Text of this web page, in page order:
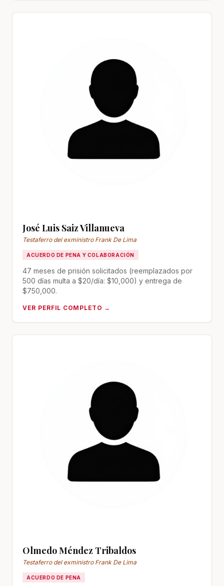
José Luis Saiz Villanueva
Testaferro del exministro Frank De Lima
ACUERDO DE PENA Y COLABORACIÓN
47 meses de prisión solicitados (reemplazados por
500 días multa a $20/día: $10,000) y entrega de
$750,000.
VER PERFIL COMPLETO →
Olmedo Méndez Tribaldos
Testaferro del exministro Frank De Lima
ACUERDO DE PENA